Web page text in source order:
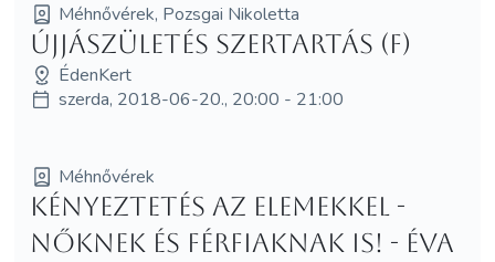
Méhnővérek, Pozsgai Nikoletta
Újjászületés szertartás (F)
ÉdenKert
szerda, 2018-06-20., 20:00 - 21:00
Méhnővérek
Kényeztetés az elemekkel -
nőknek és férfiaknak is! - Éva